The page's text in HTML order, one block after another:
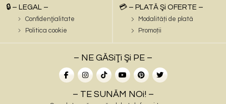
🔒 – LEGAL –
Confidenţialitate
Politica cookie
💳 – PLATĂ Şi OFERTE –
Modalități de plată
Promoții
– NE GĂSiŢi Şi PE –
– TE SUNĂM NOi! –